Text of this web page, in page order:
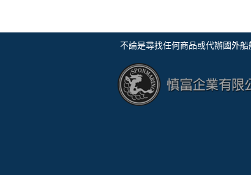
慎富企業有限公司 不論是尋找任何商品或代辦國外船